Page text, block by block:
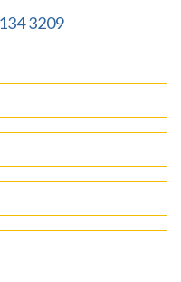
3209